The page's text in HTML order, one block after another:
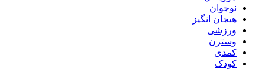
نوجوان
هیجان انگیز
ورزشی
وسترن
کمدی
کودک